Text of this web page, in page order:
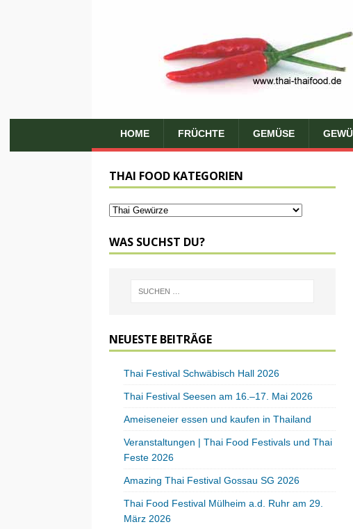
HOME FRÜCHTE GEMÜSE
THAI FOOD KATEGORIEN
WAS SUCHST DU?
NEUESTE BEITRÄGE
Thai Festival Schwäbisch Hall 2026
Thai Festival Seesen am 16.–17. Mai 2026
Ameiseneier essen und kaufen in Thailand
Veranstaltungen | Thai Food Festivals und Thai
Feste 2026
Amazing Thai Festival Gossau SG 2026
Thai Food Festival Mülheim a.d. Ruhr am 29.
März 2026